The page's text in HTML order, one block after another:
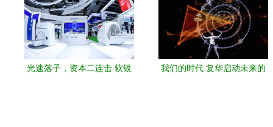
光速落子，资本二连击 软银
我们的时代 复华启动未来的